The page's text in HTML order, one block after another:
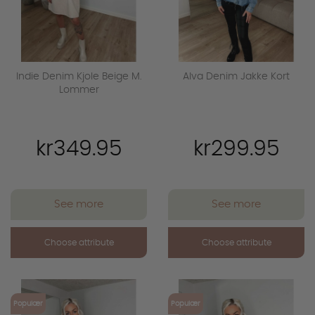
Indie Denim Kjole Beige M.
Lommer
kr349.95
See more
Choose attribute
Alva Denim Jakke Kort
kr299.95
See more
Choose attribute
Populær Populær